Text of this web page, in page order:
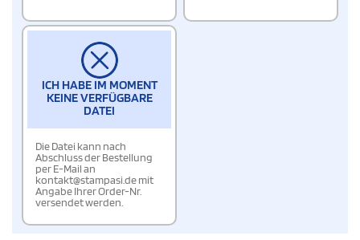
ICH HABE IM MOMENT
KEINE VERFÜGBARE
DATEI
Die Datei kann nach
Abschluss der Bestellung
per E-Mail an
kontakt@stampasi.de mit
Angabe Ihrer Order-Nr.
versendet werden.